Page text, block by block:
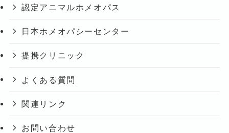
認定アニマルホメオパス
日本ホメオパシーセンター
提携クリニック
よくある質問
関連リンク
お問い合わせ